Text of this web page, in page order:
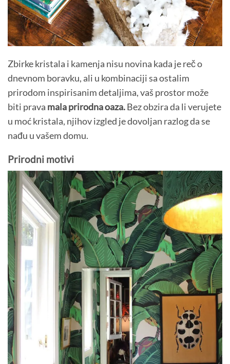
Zbirke kristala i kamenja nisu novina kada je reč o
dnevnom boravku, ali u kombinaciji sa ostalim
prirodom inspirisanim detaljima, vaš prostor može
biti prava mala prirodna oaza.Bez obzira da li verujete
u moć kristala, njihov izgled je dovoljan razlog da se
nađu u vašem domu.
Prirodni motivi